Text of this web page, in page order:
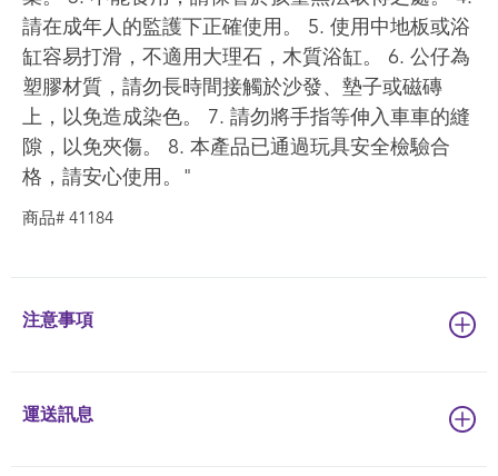
請在成年人的監護下正確使用。 5. 使用中地板或浴
缸容易打滑，不適用大理石，木質浴缸。 6. 公仔為
塑膠材質，請勿長時間接觸於沙發、墊子或磁磚
上，以免造成染色。 7. 請勿將手指等伸入車車的縫
隙，以免夾傷。 8. 本產品已通過玩具安全檢驗合
格，請安心使用。"
商品# 41184
注意事項
運送訊息